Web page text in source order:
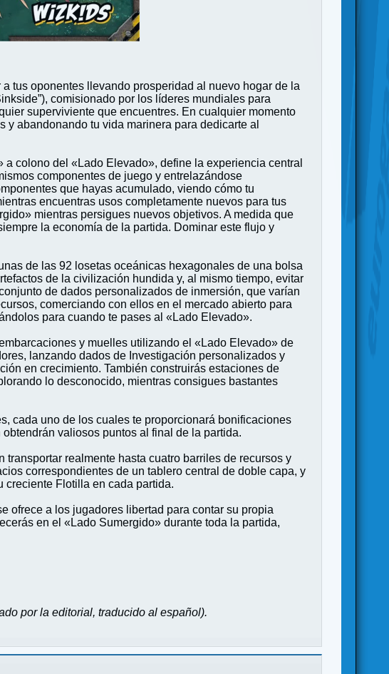
tus oponentes llevando prosperidad al nuevo hogar de la
comisionado por los líderes mundiales para
superviviente que encuentres. En cualquier momento
abandonando tu vida marinera para dedicarte al
colono del «Lado Elevado», define la experiencia central
componentes de juego y entrelazándose
que hayas acumulado, viendo cómo tu
encuentras usos completamente nuevos para tus
mientras persigues nuevos objetivos. A medida que
la economía de la partida. Dominar este flujo y
de las 92 losetas oceánicas hexagonales de una bolsa
de la civilización hundida y, al mismo tiempo, evitar
de dados personalizados de inmersión, que varían
comerciando con ellos en el mercado abierto para
para cuando te pases al «Lado Elevado».
y muelles utilizando el «Lado Elevado» de
lanzando dados de Investigación personalizados y
en crecimiento. También construirás estaciones de
lo desconocido, mientras consigues bastantes
cada uno de los cuales te proporcionará bonificaciones
valiosos puntos al final de la partida.
realmente hasta cuatro barriles de recursos y
correspondientes de un tablero central de doble capa, y
creciente Flotilla en cada partida.
ofrece a los jugadores libertad para contar su propia
en el «Lado Sumergido» durante toda la partida,
por la editorial, traducido al español).